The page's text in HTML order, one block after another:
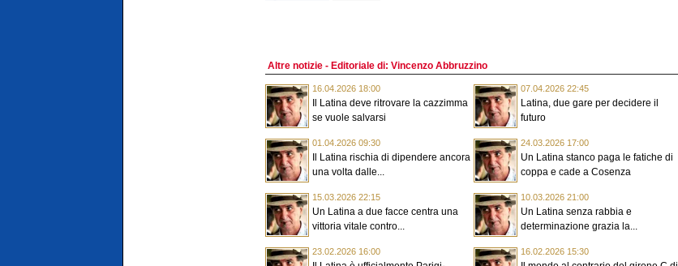
Altre notizie - Editoriale di: Vincenzo Abbruzzino
16.04.2026 18:00
Il Latina deve ritrovare la cazzimma
se vuole salvarsi
07.04.2026 22:45
Latina, due gare per decidere il
futuro
01.04.2026 09:30
Il Latina rischia di dipendere ancora
una volta dalle...
24.03.2026 17:00
Un Latina stanco paga le fatiche di
coppa e cade a Cosenza
15.03.2026 22:15
Un Latina a due facce centra una
vittoria vitale contro...
10.03.2026 21:00
Un Latina senza rabbia e
determinazione grazia la...
23.02.2026 16:00 16.02.2026 15:30